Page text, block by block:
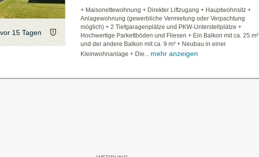
vor 15 Tagen
+ Maisonettewohnung + Direkter Liftzugang + Hauptwohnsitz +
Anlagewohnung (gewerbliche Vermietung oder Verpachtung
möglich) + 2 Tiefgaragenplätze und PKW-Unterstellplätze +
Hochwertige Parkettböden und Fliesen + Ein Balkon mit ca. 25 m²
und der andere Balkon mit ca. 9 m² + Neubau in einer
Kleinwohnanlage + Die... mehr anzeigen